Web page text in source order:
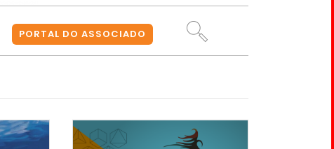
PORTAL DO ASSOCIADO